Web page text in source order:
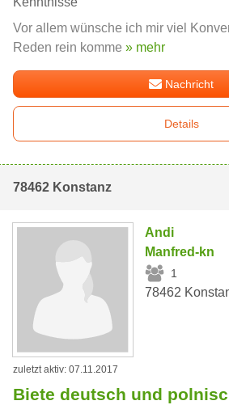
Vor allem wünsche ich mir viel
Reden rein komme » mehr
Nachricht
Details
78462 Konstanz
Andi
Manfred-kn
1
78462
zuletzt aktiv: 07.11.2017
Biete deutsch und